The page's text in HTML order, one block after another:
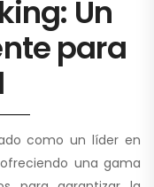
Un
para
como un líder en
una gama